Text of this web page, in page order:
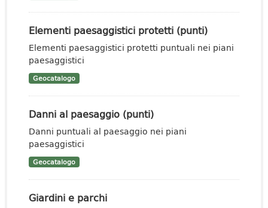
Elementi paesaggistici protetti (punti)
Elementi paesaggistici protetti puntuali nei piani
paesaggistici
Geocatalogo
Danni al paesaggio (punti)
Danni puntuali al paesaggio nei piani
paesaggistici
Geocatalogo
Giardini e parchi